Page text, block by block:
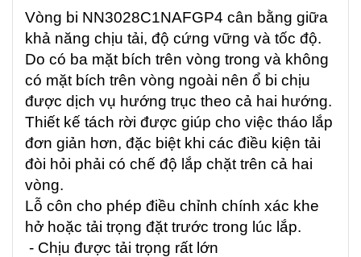
Vòng bi NN3028C1NAFGP4 cân bằng giữa
khả năng chịu tải, độ cứng vững và tốc độ.
Do có ba mặt bích trên vòng trong và không
có mặt bích trên vòng ngoài nên ổ bi chịu
được dịch vụ hướng trục theo cả hai hướng.
Thiết kế tách rời được giúp cho việc tháo lắp
đơn giản hơn, đặc biệt khi các điều kiện tải
đòi hỏi phải có chế độ lắp chặt trên cả hai
vòng.
Lỗ côn cho phép điều chỉnh chính xác khe
hở hoặc tải trọng đặt trước trong lúc lắp.
- Chịu được tải trọng rất lớn